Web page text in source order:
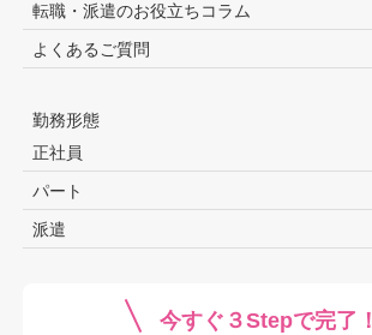
転職・派遣のお役⽴ちコラム
よくあるご質問
勤務形態
正社員
パート
派遣
今すぐ３Stepで完了！